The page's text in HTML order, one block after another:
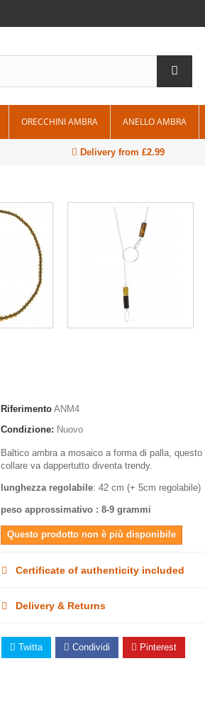
ORECCHINI AMBRA ANELLO AMBRA
Delivery from £2.99
Riferimento ANM4
Condizione: Nuovo
Baltico ambra a mosaico a forma di palla, questo
collare va dappertutto diventa trendy.
lunghezza regolabile: 42 cm (+ 5cm regolabile)
peso approssimativo : 8-9 grammi
Questo prodotto non è più disponibile
Certificate of authenticity included
Delivery & Returns
Twitta Condividi Pinterest